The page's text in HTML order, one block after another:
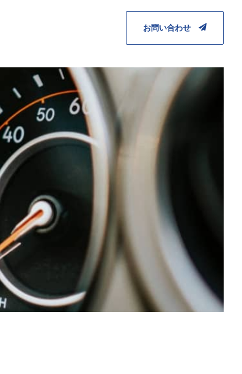
お問い合わせ